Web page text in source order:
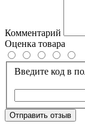
Комментарий
Оценка товара
Введите код в
Отправить отзыв